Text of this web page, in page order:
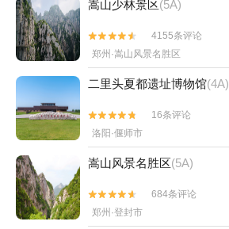
嵩山少林景区(5A)


4155条评论
郑州·嵩山风景名胜区
二里头夏都遗址博物馆(4A)


16条评论
洛阳·偃师市
嵩山风景名胜区(5A)


684条评论
郑州·登封市